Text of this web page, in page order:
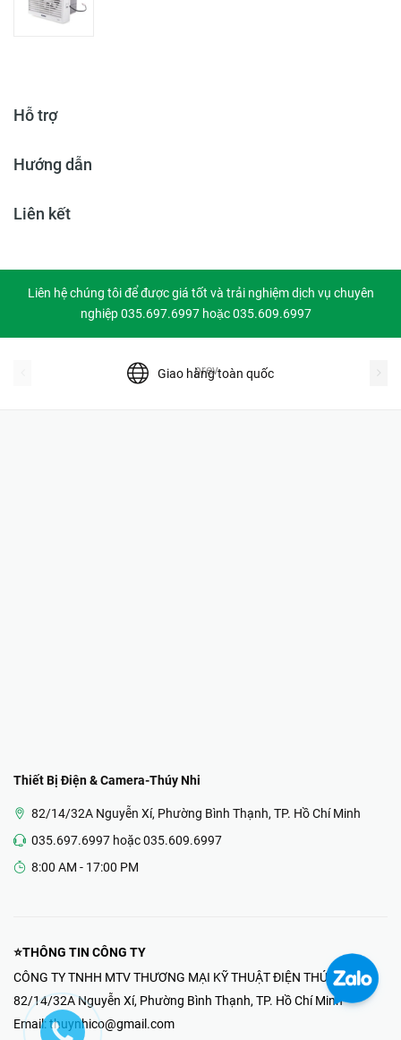
Hỗ trợ
Hướng dẫn
Liên kết
Liên hệ chúng tôi để được giá tốt và trải nghiệm dịch vụ chuyên
nghiệp 035.697.6997 hoặc 035.609.6997
Giao hàng toàn quốc
prev
Thiết Bị Điện & Camera-Thúy Nhi
82/14/32A Nguyễn Xí, Phường Bình Thạnh, TP. Hồ Chí Minh
035.697.6997 hoặc 035.609.6997
8:00 AM - 17:00 PM
⭐THÔNG TIN CÔNG TY
CÔNG TY TNHH MTV THƯƠNG MẠI KỸ THUẬT ĐIỆN THÚY NHI
82/14/32A Nguyễn Xí, Phường Bình Thạnh, TP. Hồ Chí Minh
Email: thuynhico@gmail.com